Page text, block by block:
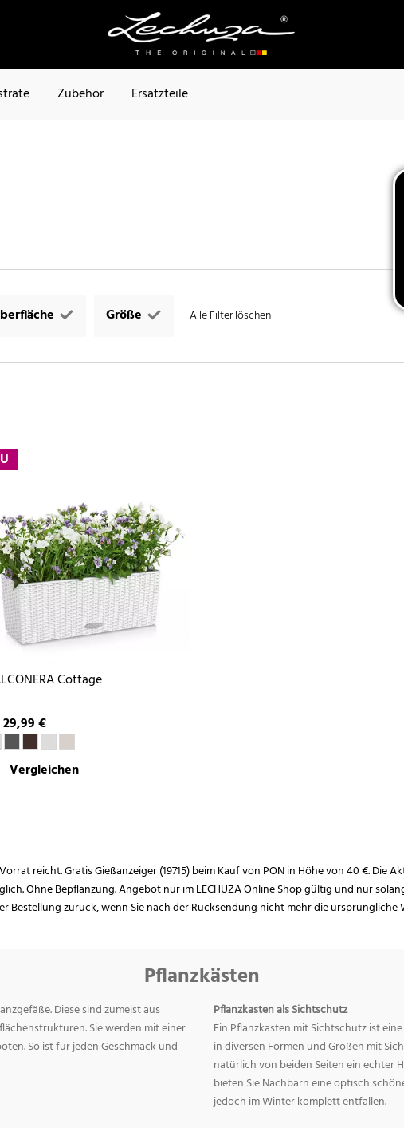
Zubehör Ersatzteile
Größe Alle Filter löschen
Cottage
€
Vergleichen
reicht. Gratis Gießanzeiger (19715) beim Kauf von PON in Höhe von 40 €.
Ohne Bepflanzung. Angebot nur im LECHUZA Online Shop gültig und nur
Bestellung zurück, wenn Sie nach der Rücksendung nicht mehr die
Pflanzkästen
Diese sind zumeist aus
Sie werden mit einer
So ist für jeden Geschmack und
Pflanzkasten als Sichtschutz
Ein Pflanzkasten mit Sichtschutz ist
in diversen Formen und Größen mit
natürlich von beiden Seiten ein echter
bieten Sie Nachbarn eine optisch
jedoch im Winter komplett entfallen.